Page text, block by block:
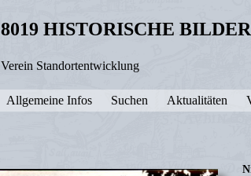
8019 HISTORISCHE
Verein Standortentwicklung
Allgemeine Infos Suchen Aktualitäten